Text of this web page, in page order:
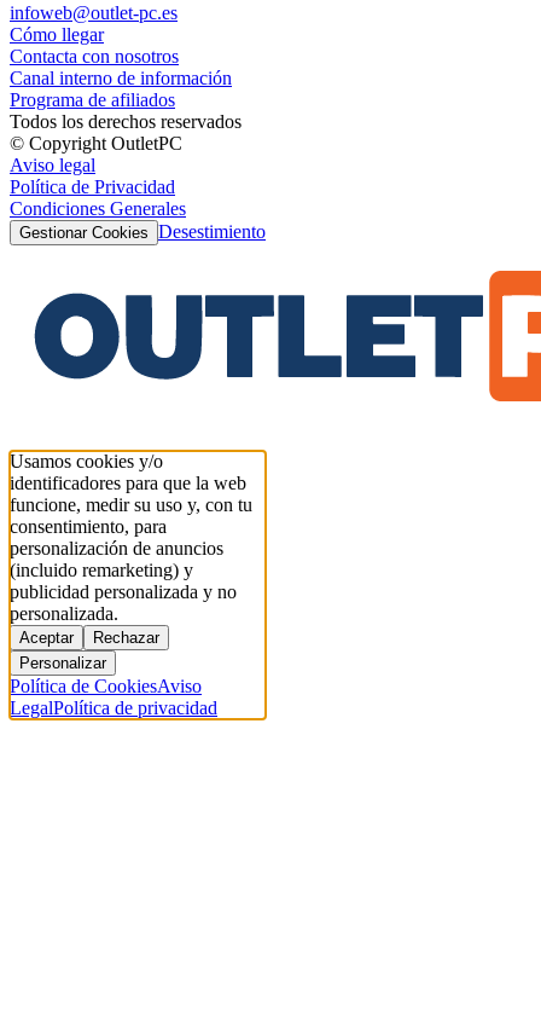
infoweb@outlet-pc.es
Cómo llegar
Contacta con nosotros
Canal interno de información
Programa de afiliados
Todos los derechos reservados
© Copyright OutletPC
Aviso legal
Política de Privacidad
Condiciones Generales
Gestionar Cookies Desestimiento
Usamos cookies y/o
identificadores para que la web
funcione, medir su uso y, con tu
consentimiento, para
personalización de anuncios
(incluido remarketing) y
publicidad personalizada y no
personalizada.
Aceptar
Rechazar
Personalizar
Política de CookiesAviso
LegalPolítica de privacidad